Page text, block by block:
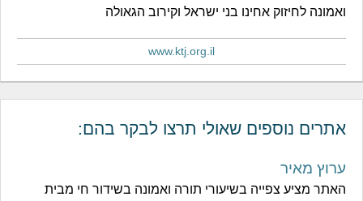
ואמונה לחיזוק אחינו בני ישראל וקירוב הגאולה
www.ktj.org.il
אתרים נוספים שאולי תרצו לבקר בהם:
ערוץ מאיר
האתר מציע צפייה בשיעורי תורה ואמונה בשידור חי מבית